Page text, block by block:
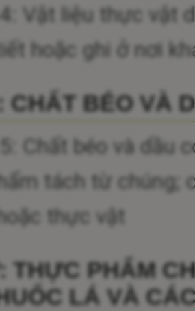
Vật liệu thực vật
hoặc ghi ở nơi
CHẤT BÉO VÀ
Chất béo và dầu
tách từ chúng;
thực vật
THỰC PHẨM
LÁ VÀ